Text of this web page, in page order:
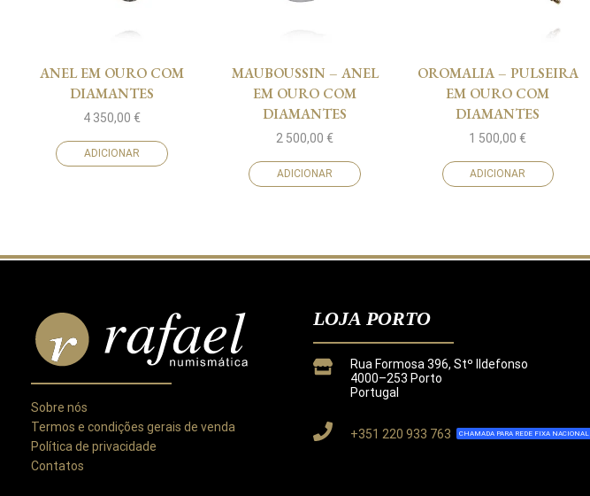
ANEL EM OURO COM
DIAMANTES
4 350,00€
ADICIONAR
MAUBOUSSIN – ANEL
EM OURO COM
DIAMANTES
2 500,00€
ADICIONAR
OROMALIA – PULSEIRA
EM OURO COM
DIAMANTES
1 500,00€
ADICIONAR
Este site utiliza cookies para melhorar a sua experiência.
Sobre nós
Termos e condições gerais de venda
Política de privacidade
Contatos
LOJA PORTO
Rua Formosa 396, Stº Ildefonso
4000–253 Porto
Portugal
+351 220 933 763 CHAMADA PARA REDE FIXA NACIONAL